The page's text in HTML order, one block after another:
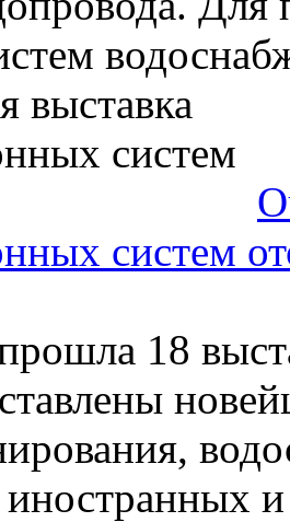
систем
18
иностранных